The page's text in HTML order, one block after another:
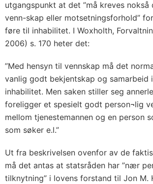
utgangspunkt at det ”må kreves
venn-skap eller motsetningsforhold”
føre til inhabilitet. I Woxholth,
2006) s. 170 heter det:
”Med hensyn til vennskap må det
vanlig godt bekjentskap og samarbeid
inhabilitet. Men saken stiller seg
foreligger et spesielt godt person¬lig
mellom tjenestemannen og en person
som søker e.l.”
Ut fra beskrivelsen ovenfor av de
må det antas at statsråden har ”nær
tilknytning” i lovens forstand til Jon M.